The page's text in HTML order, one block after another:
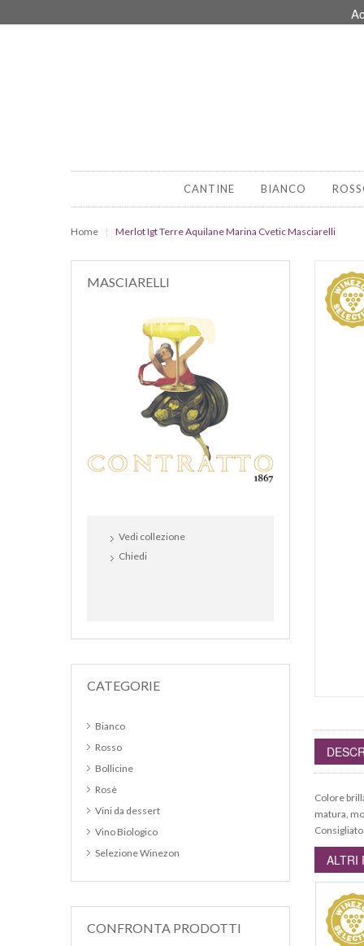
CANTINE BIANCO
Home Merlot Igt Terre Aquilane Marina Cvetic Masciarelli
MASCIARELLI
Vedi collezione
Chiedi
CATEGORIE
Bianco
Rosso
Bollicine
Rosè
Vini da dessert
Vino Biologico
Selezione Winezon
CONFRONTA PRODOTTI
Colore
matura,
ALTRI